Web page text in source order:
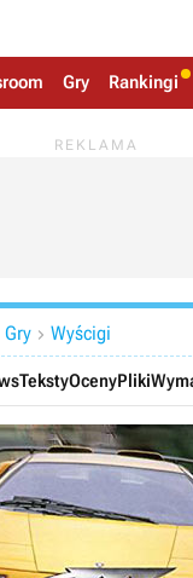
Gry Rankingi
Gry  Wyścigi
TekstyOcenyPliki